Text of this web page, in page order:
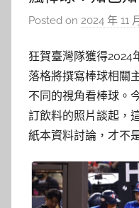
Posted on 2024 年 11
狂賀臺灣隊獲得2024
落格將撰寫棒球相關
不同的視角看棒球。
訂飲料的照片談起，
紙本資料討論，才不